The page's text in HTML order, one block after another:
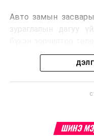
Ийнхүү лаг
улсад өргөн ашиглаж
Авто замын
зураглалын дагуу
бодлогын газраас
ШИНЭ